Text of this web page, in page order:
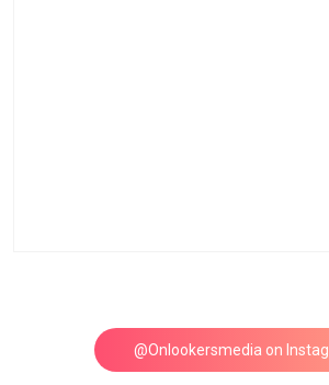
@Onlookersmedia on
Follow on Instagram